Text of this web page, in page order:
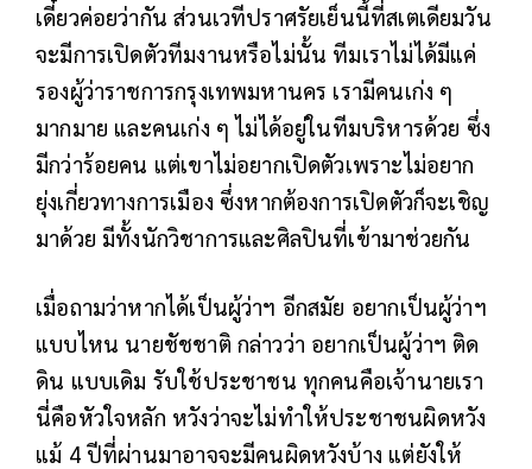
เดี๋ยวค่อยว่ากัน ส่วนเวทีปราศรัยเย็นนี้ที่สเตเดียมวัน
จะมีการเปิดตัวทีมงานหรือไม่นั้น ทีมเราไม่ได้มีแค่
รองผู้ว่าราชการกรุงเทพมหานคร เรามีคนเก่ง ๆ
มากมาย และคนเก่ง ๆ ไม่ได้อยู่ในทีมบริหารด้วย ซึ่ง
มีกว่าร้อยคน แต่เขาไม่อยากเปิดตัวเพราะไม่อยาก
ยุ่งเกี่ยวทางการเมือง ซึ่งหากต้องการเปิดตัวก็จะเชิญ
มาด้วย มีทั้งนักวิชาการและศิลปินที่เข้ามาช่วยกัน
เมื่อถามว่าหากได้เป็นผู้ว่าฯ อีกสมัย อยากเป็นผู้ว่าฯ
แบบไหน นายชัชชาติ กล่าวว่า อยากเป็นผู้ว่าฯ ติด
ดิน แบบเดิม รับใช้ประชาชน ทุกคนคือเจ้านายเรา
นี่คือหัวใจหลัก หวังว่าจะไม่ทำให้ประชาชนผิดหวัง
แม้ 4 ปีที่ผ่านมาอาจจะมีคนผิดหวังบ้าง แต่ยังให้